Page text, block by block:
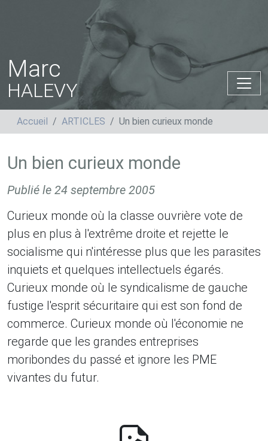
Marc
HALEVY
Accueil ARTICLES Un bien curieux monde
Un bien curieux monde
Publié le 24 septembre 2005
Curieux monde où la classe ouvrière vote de
plus en plus à l'extrême droite et rejette le
socialisme qui n'intéresse plus que les parasites
inquiets et quelques intellectuels égarés.
Curieux monde où le syndicalisme de gauche
fustige l'esprit sécuritaire qui est son fond de
commerce. Curieux monde où l'économie ne
regarde que les grandes entreprises
moribondes du passé et ignore les PME
vivantes du futur.